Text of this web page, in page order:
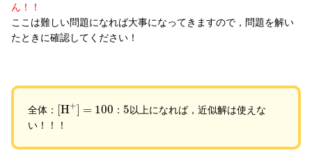
ん！！
ここは難しい問題になれば大事になってきますので，問題を解い
たときに確認してください！
全体： H+ = 100 ： 5以上になれば，近似解は使えな
い！！！